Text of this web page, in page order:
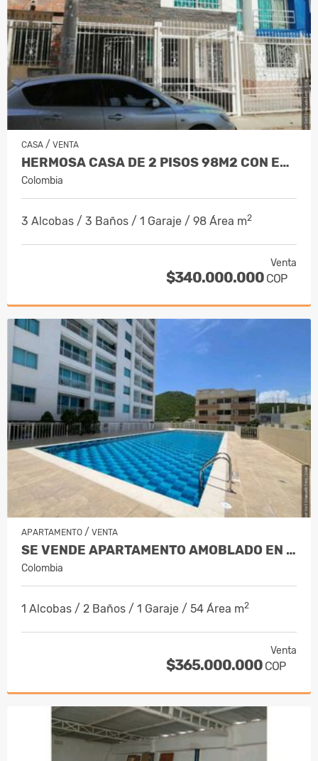
CASA / VENTA
HERMOSA CASA DE 2 PISOS 98M2 CON EXCE…
Colombia
3 Alcobas / 3 Baños / 1 Garaje / 98 Área m2
Venta
$340.000.000 COP
APARTAMENTO / VENTA
SE VENDE APARTAMENTO AMOBLADO EN PIS…
Colombia
1 Alcobas / 2 Baños / 1 Garaje / 54 Área m2
Venta
$365.000.000 COP